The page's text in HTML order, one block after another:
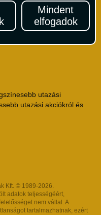
Mindent
elfogadok
utazási
utazási akciókról és
Kft. © 1989-2026.
adatok teljességéért,
nem vállal. A
tartalmazhatnak, ezért